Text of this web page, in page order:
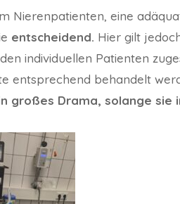
Nierenpatienten, eine
entscheidend. Hier gilt
individuellen Patienten
entsprechend behandelt
großes Drama, solange sie